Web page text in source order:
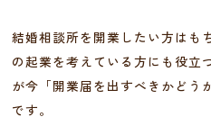
結婚相談所を開業したい方はも
の起業を考えている方にも役立
が今「開業届を出すべきかどう
です。